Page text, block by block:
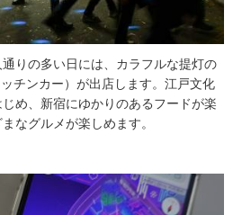
りの多い日には、カラフルな提灯の
チンカー）が出店します。江戸文化
め、新宿にゆかりのあるフードが楽
なグルメが楽しめます。